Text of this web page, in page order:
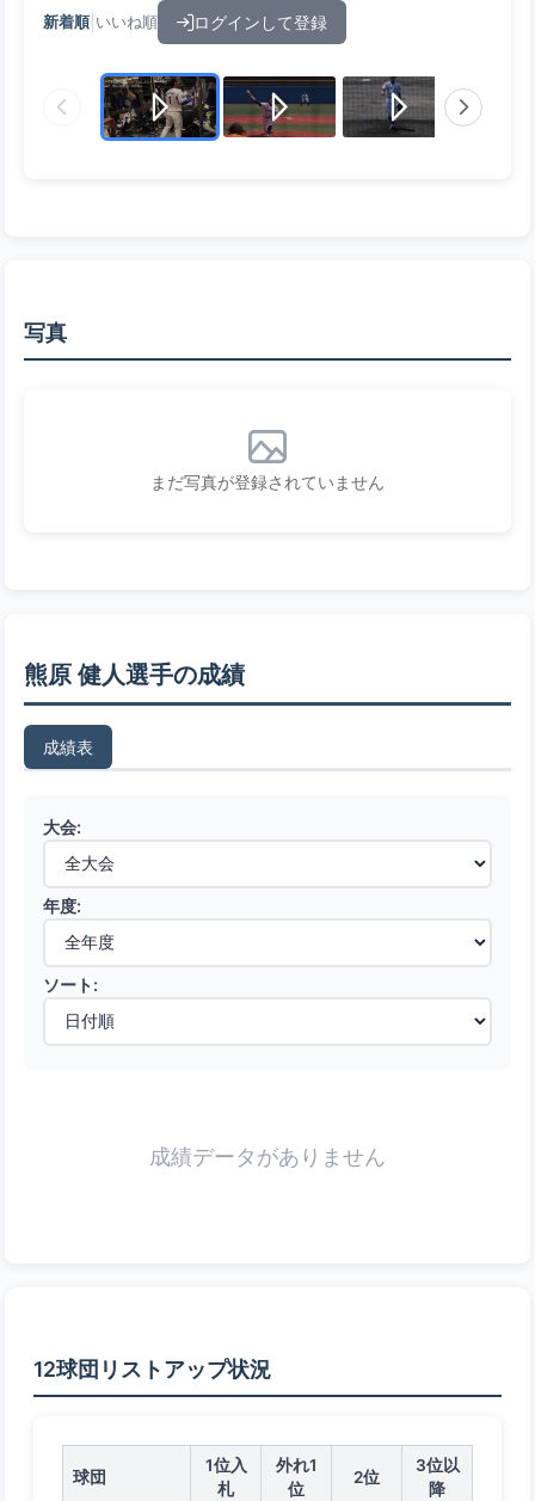
新着順| いいね順 ログインして登録
写真
まだ写真が登録されていません
熊原 健人選手の成績
成績表
大会:
年度:
ソート:
成績データがありません
12球団リストアップ状況
球団
1位入
札
外れ1
位
2位
3位以
降